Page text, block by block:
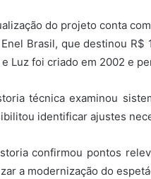
do projeto conta
Brasil, que destinou R$
e Luz foi criado em 2002 e
técnica examinou
identificar ajustes
confirmou pontos
a modernização do